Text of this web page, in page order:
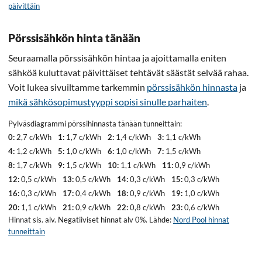
päivittäin
Pörssisähkön hinta tänään
Seuraamalla pörssisähkön hintaa ja ajoittamalla eniten
sähköä kuluttavat päivittäiset tehtävät säästät selvää rahaa.
Voit lukea sivuiltamme tarkemmin pörssisähkön hinnasta ja
mikä sähkösopimustyyppi sopisi sinulle parhaiten
Pylväsdiagrammi pörssihinnasta tänään tunneittain:
0: 2,7 c/kWh 1: 1,7 c/kWh 2: 1,4 c/kWh 3: 1,1 c/kWh
4: 1,2 c/kWh 5: 1,0 c/kWh 6: 1,0 c/kWh 7: 1,5 c/kWh
8: 1,7 c/kWh 9: 1,5 c/kWh 10: 1,1 c/kWh 11:0,9 c/kWh
12:0,5 c/kWh 13:0,5 c/kWh 14:0,3 c/kWh 15:0,3 c/kWh
16:0,3 c/kWh 17:0,4 c/kWh 18:0,9 c/kWh 19: 1,0 c/kWh
20: 1,1 c/kWh 21:0,9 c/kWh 22:0,8 c/kWh 23:0,6 c/kWh
Hinnat sis. alv. Negatiiviset hinnat alv 0%. Lähde: Nord Pool hinnat
tunneittain